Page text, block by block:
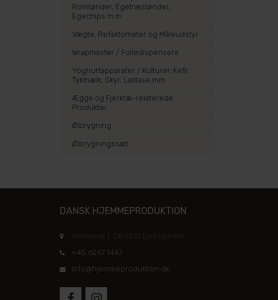
Romtønder, Egetræstønder,
Egechips m.m.
Vægte, Refaktometer og Måleudstyr
Wrapmaster / Foliedispensere
Yoghurtapparater / Kulturer, Kefir,
Tykmælk, Skyr, Laktase mm
Ægge og Fjerkræ-relaterede
Produkter
Ølbrygning
Ølbrygningssæt
DANSK HJEMMEPRODUKTION
Holmevej 1, DK-7361 Ejstrupholm
+45 6267 1447
info@hjemmeproduktion.dk